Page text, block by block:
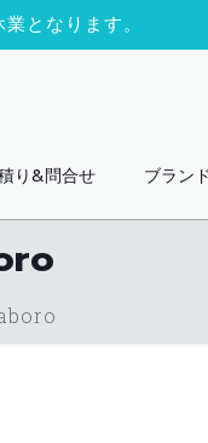
となります。
り&問合せ ブラン